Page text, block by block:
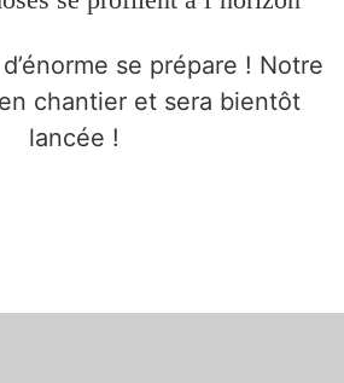
se prépare ! Notre
chantier et sera bientôt
lancée !